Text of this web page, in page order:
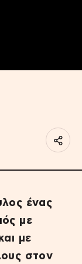
ένας
με
με
στον